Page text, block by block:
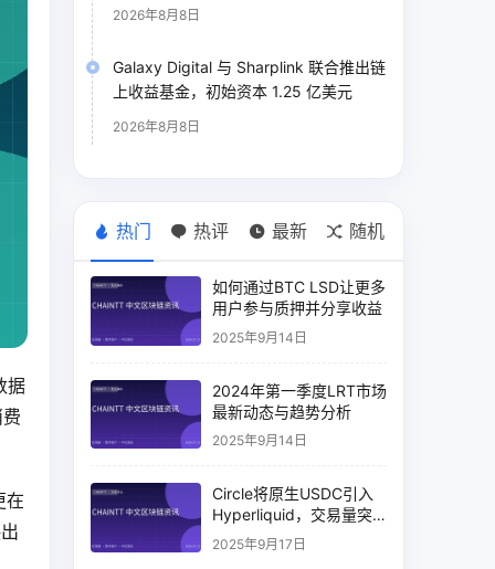
据
在
2026年8月8日
Galaxy Digital 与 Sharplink 联合推出链
上收益基金，初始资本 1.25 亿美元
2026年8月8日
热门 热评 最新 随机
如何通过BTC LSD让更多
用户参与质押并分享收益
2025年9月14日
2024年第一季度LRT市场
最新动态与趋势分析
2025年9月14日
Circle将原生USDC引入
Hyperliquid，交易量突
破币安14%
2025年9月17日